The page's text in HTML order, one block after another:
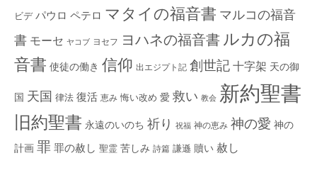
ビデ パウロ ペテロ マタイの福音書 マルコの福音
書 モーセ ヤコブ ヨセフ ヨハネの福音書 ルカの福
音書 使徒の働き 信仰 出エジプト記 創世記 十字架 天の御
国 天国 律法 復活 恵み 悔い改め 愛 救い 教会 新約聖書
旧約聖書 永遠のいのち 祈り 祝福 神の恵み 神の愛 神の
計画 罪 罪の赦し 聖霊 苦しみ 詩篇 謙遜 贖い 赦し